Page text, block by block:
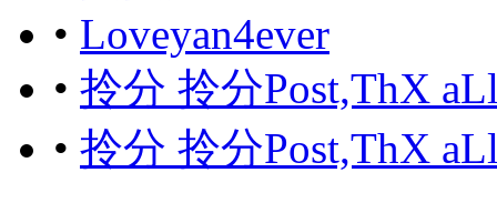
• Loveyan4ever
• 拎分 拎分Post,ThX
• 拎分 拎分Post,ThX